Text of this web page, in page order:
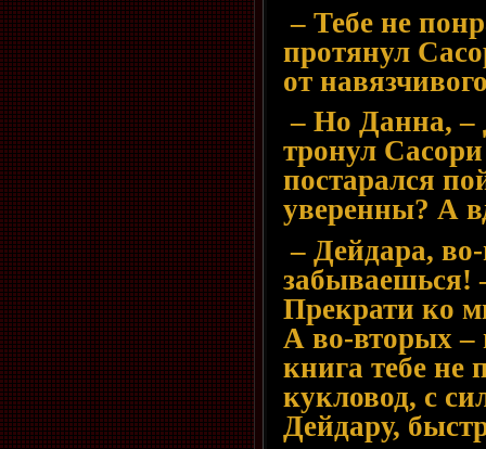
– Тебе не
протянул
от
– Но Данна, –
тронул
постарался
уверенны? А
– Дейдара,
забываешься!
Прекрати ко
А во-вторых –
книга тебе не
кукловод, с
Дейдару,